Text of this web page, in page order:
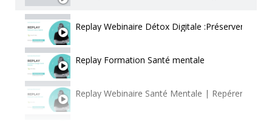
Replay Webinaire Détox Digitale :Préserver sa
Replay Formation Santé mentale
Replay Webinaire Santé Mentale | Repérer, agir